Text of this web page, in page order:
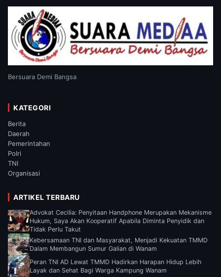
Bersuara Demi Bangsa
KATEGORI
Berita
Daerah
Pemerintahan
Polri
TNI
Organisasi
ARTIKEL TERBARU
Advokat Cecilia: Penyitaan Handphone Merupakan Mekanisme
Hukum, Saya Akan Kooperatif Apabila Diminta Penyidik dan
Tidak Perlu Takut
Kebersamaan TNI dan Masyarakat, Menjadi Kekuatan TMMD
Dalam Membangun Sumur Galian di Wanam
Peran TNI AD Lewat TMMD Hadirkan Harapan Hidup Lebih
Layak dan Sehat Bagi Warga Kampung Wanam